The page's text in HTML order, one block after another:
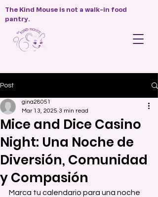
The Kind Mouse is not a walk-in food
pantry.
Post
Mice and Dice Casino
Night: Una Noche de
Diversión, Comunidad
y Compasión
gina28051
Mar 13, 2025 3 min read
Marca tu calendario para una noche